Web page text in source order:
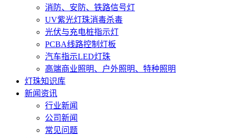
消防、安防、铁路信号灯
UV紫光灯珠消毒杀毒
光伏与充电桩指示灯
PCBA线路控制灯板
汽车指示LED灯珠
高端商业照明、户外照明、特种照明
灯珠知识库
新闻资讯
行业新闻
公司新闻
常见问题